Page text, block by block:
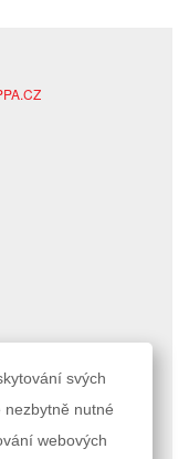
svých
nutné
webových